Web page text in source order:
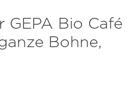
GEPA Bio Café
Bohne,